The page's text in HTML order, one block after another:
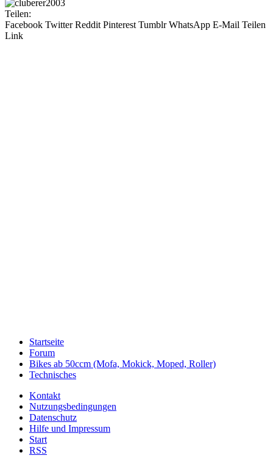
Teilen:
Facebook Twitter Reddit Pinterest Tumblr WhatsApp E-Mail Teilen
Link
Startseite
Forum
Bikes ab 50ccm (Mofa, Mokick, Moped, Roller)
Technisches
Kontakt
Nutzungsbedingungen
Datenschutz
Hilfe und Impressum
Start
RSS